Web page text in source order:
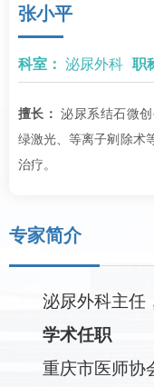
张小平
科室： 泌尿外科 职
擅长： 泌尿系结石微
绿激光、等离子剜除术
治疗。
专家简介
泌尿外科主任
学术任职
重庆市医师协